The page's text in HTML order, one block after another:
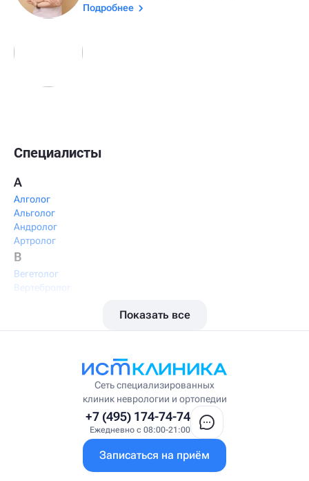
Подробнее
Специалисты
А
Алголог
Альголог
Андролог
Артролог
В
Вегетолог
Вертебролог
Висцеральный массажист
Врач интегративной медицины
Врач первичного приёма
Гастроэнтеролог-гепатолог
Показать все
Сеть специализированных
клиник неврологии и ортопедии
+7 (495) 174-74-74
Ежедневно с 08:00-21:00
Записаться на приём